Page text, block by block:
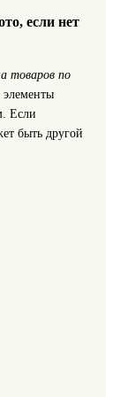
если нет
товаров по
элементы
Если
быть другой